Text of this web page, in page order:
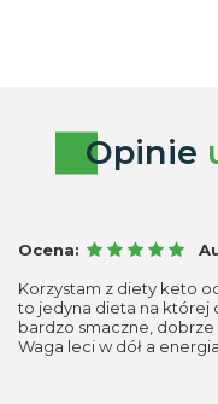
Opinie
Ocena:
Korzystam z diety keto
to jedyna dieta na której
bardzo smaczne,
Waga leci w dół a